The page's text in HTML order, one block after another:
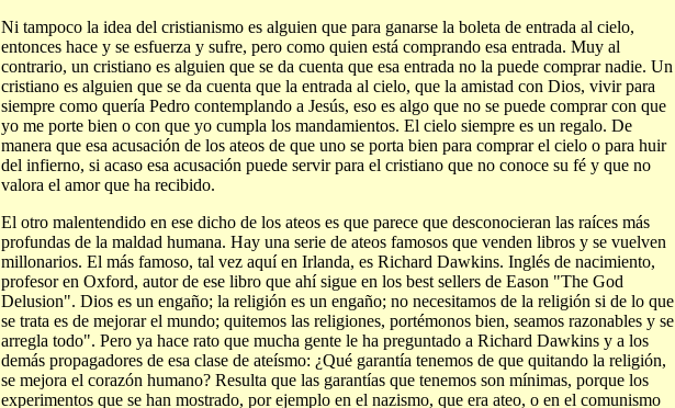
Ni tampoco la idea del cristianismo es alguien que para ganarse la boleta de entrada al cielo,
entonces hace y se esfuerza y sufre, pero como quien está comprando esa entrada. Muy al
contrario, un cristiano es alguien que se da cuenta que esa entrada no la puede comprar nadie. Un
cristiano es alguien que se da cuenta que la entrada al cielo, que la amistad con Dios, vivir para
siempre como quería Pedro contemplando a Jesús, eso es algo que no se puede comprar con que
yo me porte bien o con que yo cumpla los mandamientos. El cielo siempre es un regalo. De
manera que esa acusación de los ateos de que uno se porta bien para comprar el cielo o para huir
del infierno, si acaso esa acusación puede servir para el cristiano que no conoce su fé y que no
valora el amor que ha recibido.
El otro malentendido en ese dicho de los ateos es que parece que desconocieran las raíces más
profundas de la maldad humana. Hay una serie de ateos famosos que venden libros y se vuelven
millonarios. El más famoso, tal vez aquí en Irlanda, es Richard Dawkins. Inglés de nacimiento,
profesor en Oxford, autor de ese libro que ahí sigue en los best sellers de Eason "The God
Delusion". Dios es un engaño; la religión es un engaño; no necesitamos de la religión si de lo que
se trata es de mejorar el mundo; quitemos las religiones, portémonos bien, seamos razonables y se
arregla todo". Pero ya hace rato que mucha gente le ha preguntado a Richard Dawkins y a los
demás propagadores de esa clase de ateísmo: ¿Qué garantía tenemos de que quitando la religión,
se mejora el corazón humano? Resulta que las garantías que tenemos son mínimas, porque los
experimentos que se han mostrado, por ejemplo en el nazismo, que era ateo, o en el comunismo